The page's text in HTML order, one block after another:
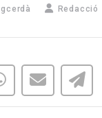
Redacció